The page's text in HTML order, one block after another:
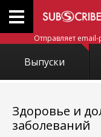
Отправляет
Выпуски
Здоровье и
заболеваний